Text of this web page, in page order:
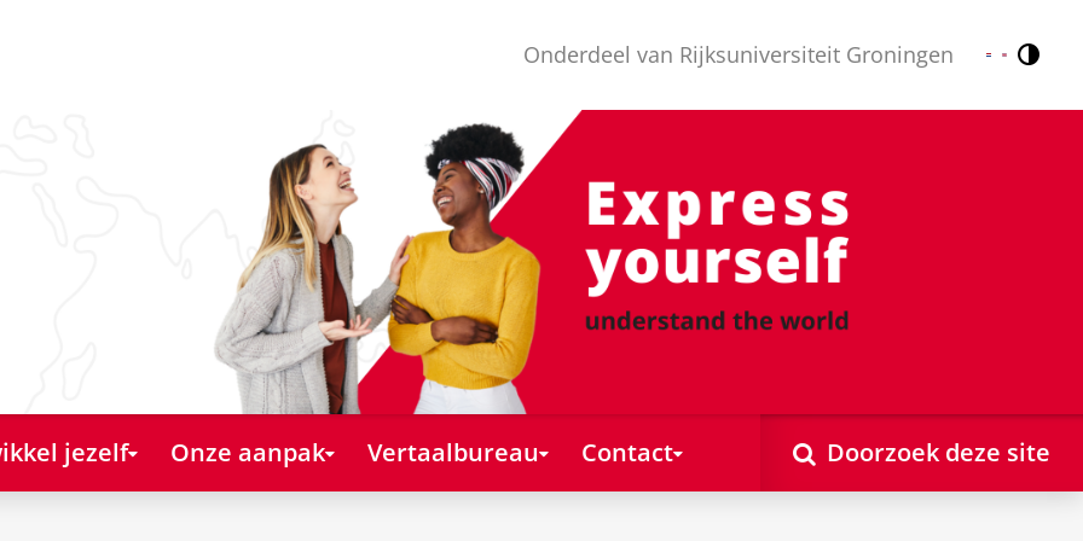
Onderdeel van Rijksuniversiteit Groningen Nederlands
English
jezelf Onze aanpak Vertaalbureau Contact Doorzoek deze site